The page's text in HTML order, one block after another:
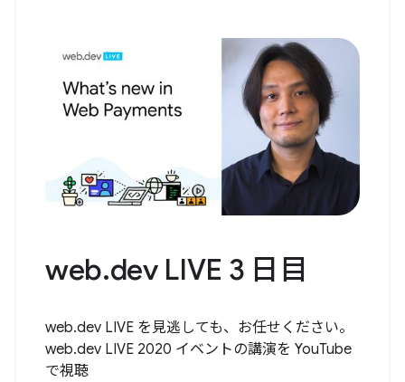
web.dev LIVE 3 日目
web.dev LIVE を見逃しても、お任せください。
web.dev LIVE 2020 イベントの講演を YouTube
で視聴